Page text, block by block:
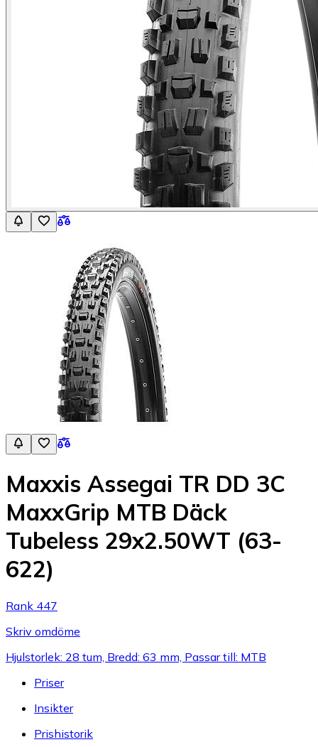
Maxxis Assegai TR DD 3C
MaxxGrip MTB Däck
Tubeless 29x2.50WT (63-
622)
Rank 447
Skriv omdöme
Hjulstorlek: 28 tum, Bredd: 63 mm, Passar till: MTB
Priser
Insikter
Prishistorik